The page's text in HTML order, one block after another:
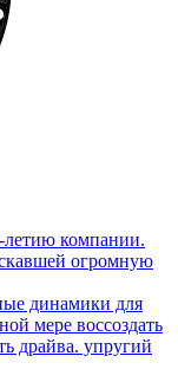
компании.
огромную
динамики для
мере воссоздать
драйва. упругий